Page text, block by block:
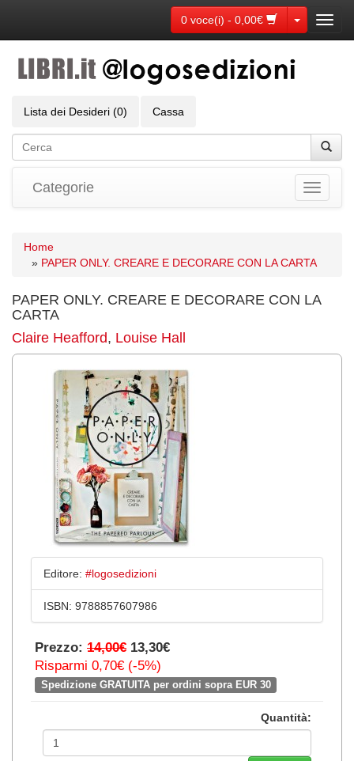
0 voce(i) - 0,00€ Toggle
Lista dei Desideri (0) Cassa
Toggle
Categorie
Home
» PAPER ONLY. CREARE E DECORARE CON LA CARTA
PAPER ONLY. CREARE E DECORARE CON LA
CARTA
Claire Heafford, Louise Hall
Editore: #logosedizioni
ISBN: 9788857607986
Prezzo: 14,00€ 13,30€
Risparmi 0,70€ (-5%)
Spedizione GRATUITA per ordini sopra EUR 30
Quantità: